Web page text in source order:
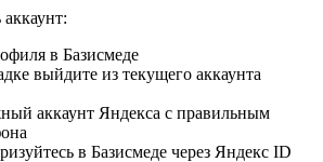
в Базисмеде
выйдите из текущего аккаунта
аккаунт Яндекса с правильным
в Базисмеде через Яндекс ID